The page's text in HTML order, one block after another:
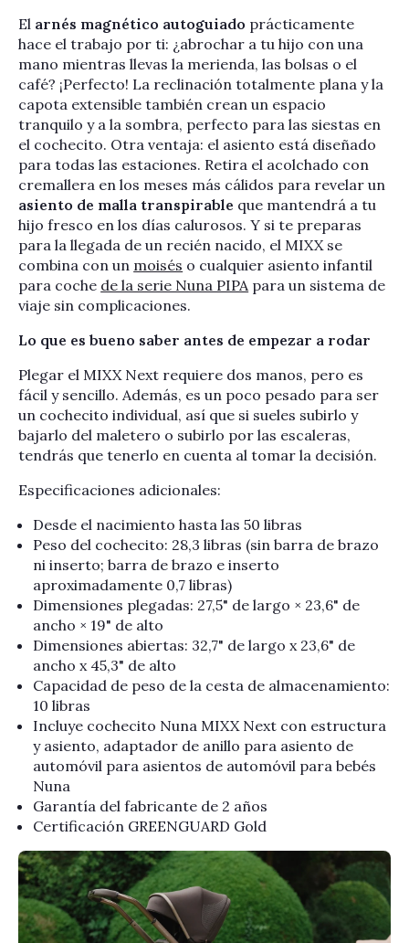
El arnés magnético autoguiado prácticamente
hace el trabajo por ti: ¿abrochar a tu hijo con una
mano mientras llevas la merienda, las bolsas o el
café? ¡Perfecto! La reclinación totalmente plana y la
capota extensible también crean un espacio
tranquilo y a la sombra, perfecto para las siestas en
el cochecito. Otra ventaja: el asiento está diseñado
para todas las estaciones. Retira el acolchado con
cremallera en los meses más cálidos para revelar un
asiento de malla transpirable que mantendrá a tu
hijo fresco en los días calurosos. Y si te preparas
para la llegada de un recién nacido, el MIXX se
combina con un moisés o cualquier asiento infantil
para coche de la serie Nuna PIPApara un sistema de
viaje sin complicaciones.
Lo que es bueno saber antes de empezar a rodar
Plegar el MIXX Next requiere dos manos, pero es
fácil y sencillo. Además, es un poco pesado para ser
un cochecito individual, así que si sueles subirlo y
bajarlo del maletero o subirlo por las escaleras,
tendrás que tenerlo en cuenta al tomar la decisión.
Especificaciones adicionales:
Desde el nacimiento hasta las 50 libras
Peso del cochecito: 28,3 libras (sin barra de brazo
ni inserto; barra de brazo e inserto
aproximadamente 0,7 libras)
Dimensiones plegadas: 27,5" de largo × 23,6" de
ancho × 19" de alto
Dimensiones abiertas: 32,7" de largo x 23,6" de
ancho x 45,3" de alto
Capacidad de peso de la cesta de almacenamiento:
10 libras
Incluye cochecito Nuna MIXX Next con estructura
y asiento, adaptador de anillo para asiento de
automóvil para asientos de automóvil para bebés
Nuna
Garantía del fabricante de 2 años
Certificación GREENGUARD Gold